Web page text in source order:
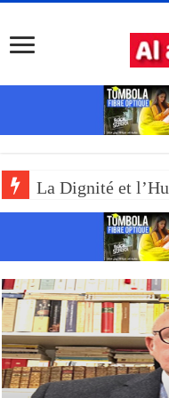
La Dignité et